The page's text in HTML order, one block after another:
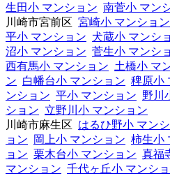
生田小 マンション 南菅小 マン
川崎市宮前区 宮崎小 マンション
平小 マンション 犬蔵小 マンシ
沼小 マンション 菅生小 マンシ
西有馬小 マンション 土橋小 マ
ン 白幡台小 マンション 稗原小
ンション 平小 マンション 野川
ション 立野川小 マンション
川崎市麻生区 はるひ野小 マン
ョン
岡上小 マンション 柿生小
ョン 栗木台小 マンション 真福
マンション 千代ヶ丘小 マンシ